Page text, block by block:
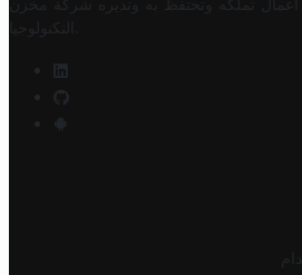
تملكه وتحتفظ به وتديره
شركة مخزن
التكنولوجيا